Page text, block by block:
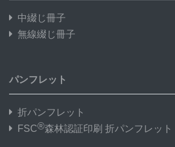
中綴じ冊子
無線綴じ冊子
パンフレット
折パンフレット
FSC®森林認証印刷 折パンフレット